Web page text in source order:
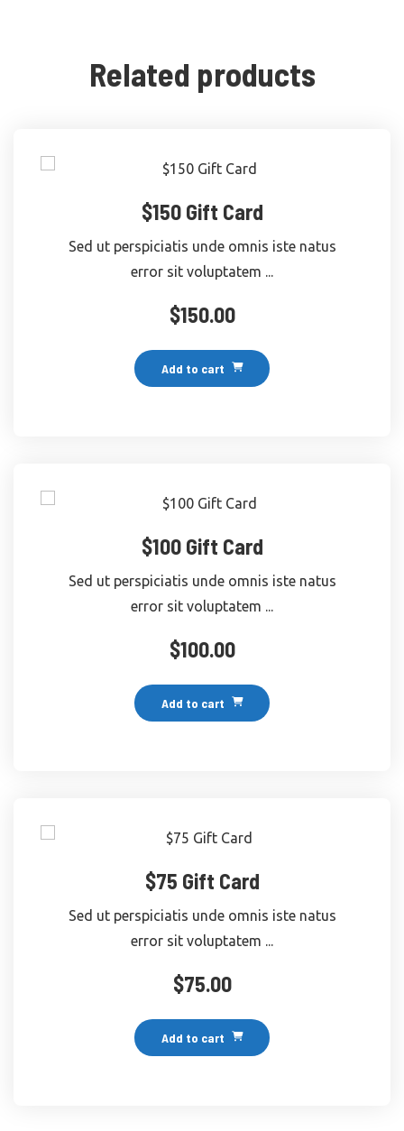
Related products
$150 Gift Card
Sed ut perspiciatis unde omnis iste natus
error sit voluptatem ...
$150.00
Add to cart
$100 Gift Card
Sed ut perspiciatis unde omnis iste natus
error sit voluptatem ...
$100.00
Add to cart
$75 Gift Card
Sed ut perspiciatis unde omnis iste natus
error sit voluptatem ...
$75.00
Add to cart